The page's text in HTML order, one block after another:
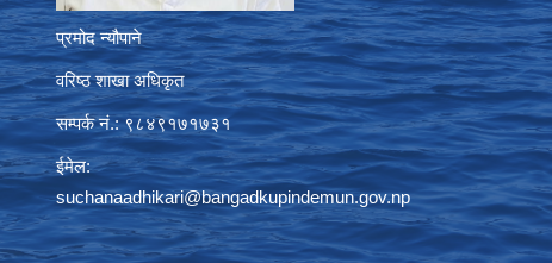
प्रमोद न्यौपाने
वरिष्ठ शाखा अधिकृत
सम्पर्क नं.: ९८४९१७१७३१
ईमेल:
suchanaadhikari@bangadkupindemun.gov.np